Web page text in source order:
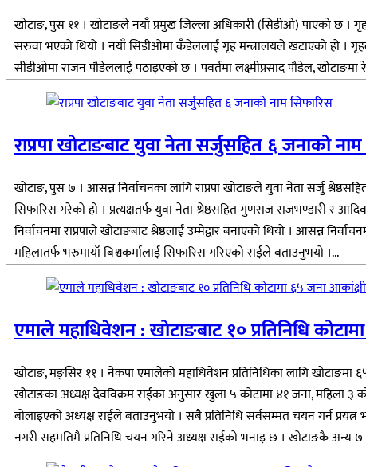
खोटाङ, पुस ११ । खोटाङले नयाँ प्रमुख जिल्ला अधिकारी (सिडीओ) पाएको छ ।
सरुवा भएको थियो । नयाँ सिडीओमा कँडेललाई गृह मन्त्रालयले खटाएको हो ।
सीडीओमा राजन पौडेललाई पठाइएको छ । पवर्तमा लक्ष्मीप्रसाद पौडेल,
राप्रपा खोटाङबाट युवा नेता सर्जुसहित ६ जनाको
खोटाङ, पुस ७ । आसन्न निर्वाचनका लागि राप्रपा खोटाङले युवा नेता सर्जु
सिफारिस गरेको हो । प्रत्यक्षतर्फ युवा नेता श्रेष्ठसहित गुणराज राजभण्डारी र
निर्वाचनमा राप्रपाले खोटाङबाट श्रेष्ठलाई उम्मेद्वार बनाएको थियो । आसन्न
महिलातर्फ भरुमायाँ बिश्वकर्मालाई सिफारिस गरिएको राईले बताउनुभयो ।...
एमाले महाधिवेशन : खोटाङबाट १० प्रतिनिधि
खोटाङ, मङ्सिर ११ । नेकपा एमालेको महाधिवेशन प्रतिनिधिका लागि खोटाङमा
खोटाङका अध्यक्ष देवविक्रम राईका अनुसार खुला ५ कोटामा ४१ जना, महिला ३
बोलाइएको अध्यक्ष राईले बताउनुभयो । सबै प्रतिनिधि सर्वसम्मत चयन गर्न
नगरी सहमतिमै प्रतिनिधि चयन गरिने अध्यक्ष राईको भनाइ छ । खोटाङकै अन्य ७